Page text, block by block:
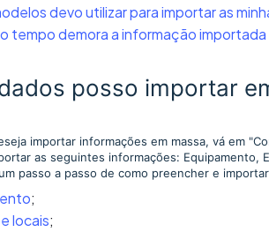
devo utilizar para importar as
tempo demora a informação
posso importar
importar informações em massa, vá em
as seguintes informações: Equipamento,
passo a passo de como preencher e
;
locais;